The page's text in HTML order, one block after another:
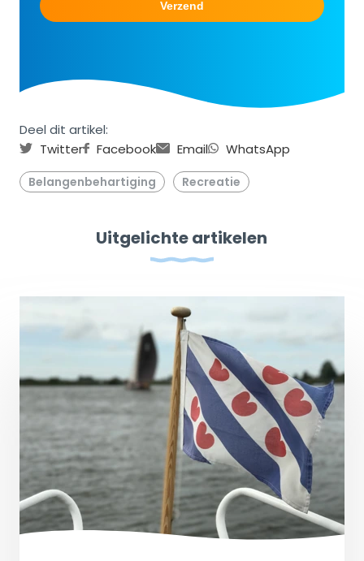
Deel dit artikel:
Twitter
Facebook Email WhatsApp
Belangenbehartiging Recreatie
Uitgelichte artikelen